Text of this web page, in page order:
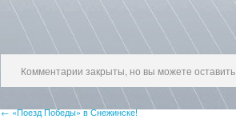
Комментарии закрыты, но вы можете оставить
← «Поезд Победы» в Снежинске!